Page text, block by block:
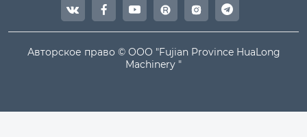
   
Авторское право © ООО "Fujian Province HuaLong
Machinery "